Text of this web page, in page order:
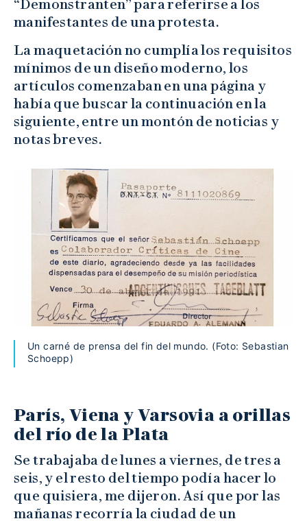
“Demonstranten” para referirse a los
manifestantes de una protesta.
La maquetación no cumplía los requisitos
mínimos de un diseño moderno, los
artículos comenzaban en una página y
había que buscar la continuación en la
siguiente, entre un montón de noticias y
notas breves.
Un carné de prensa del fin del mundo. (Foto: Sebastian
Schoepp)
París, Viena y Varsovia a orillas
del río de la Plata
Se trabajaba de lunes a viernes, de tres a
seis, y el resto del tiempo podía hacer lo
que quisiera, me dijeron. Así que por las
mañanas recorría la ciudad de un